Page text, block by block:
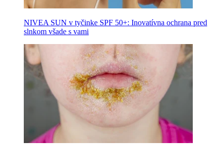
NIVEA SUN v tyčinke SPF 50+: Inovatívna ochrana pred
slnkom všade s vami